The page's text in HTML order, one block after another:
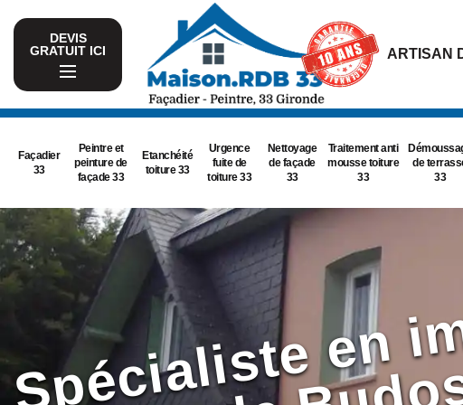
DEVIS
GRATUIT ICI
ARTISAN
Façadier
33
Peintre et
peinture de
façade 33
Etanchéité
toiture 33
Urgence
fuite de
toiture 33
Nettoyage
de façade
33
Traitement anti
mousse toiture
33
de
33